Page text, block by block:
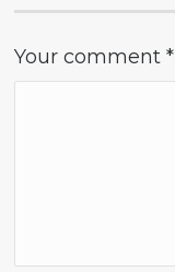
Your comment*